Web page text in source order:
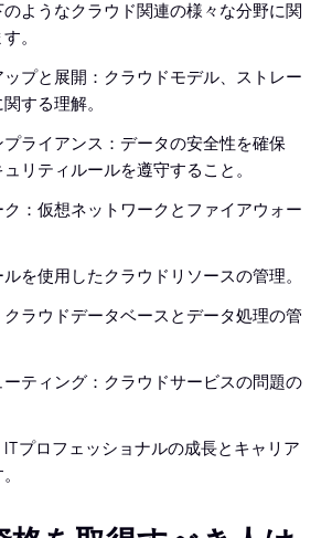
ようなクラウド関連の様々な分野に関
。
プと展開：クラウドモデル、ストレー
する理解。
ライアンス：データの安全性を確保
リティルールを遵守すること。
：仮想ネットワークとファイアウォー
を使用したクラウドリソースの管理。
ラウドデータベースとデータ処理の管
ティング：クラウドサービスの問題の
プロフェッショナルの成長とキャリア